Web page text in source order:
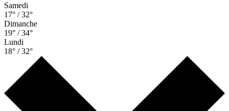
Samedi
17° / 32°
Dimanche
19° / 34°
Lundi
18° / 32°